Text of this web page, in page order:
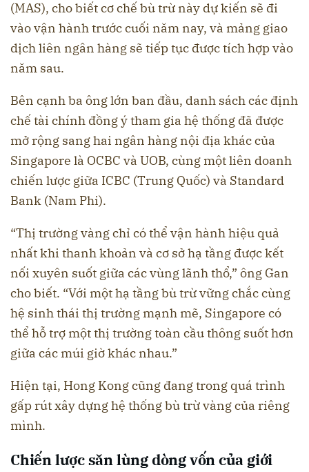
(MAS), cho biết cơ chế bù trừ này dự kiến sẽ đi
vào vận hành trước cuối năm nay, và mảng giao
dịch liên ngân hàng sẽ tiếp tục được tích hợp vào
năm sau.
Bên cạnh ba ông lớn ban đầu, danh sách các định
chế tài chính đồng ý tham gia hệ thống đã được
mở rộng sang hai ngân hàng nội địa khác của
Singapore là OCBC và UOB, cùng một liên doanh
chiến lược giữa ICBC (Trung Quốc) và Standard
Bank (Nam Phi).
“Thị trường vàng chỉ có thể vận hành hiệu quả
nhất khi thanh khoản và cơ sở hạ tầng được kết
nối xuyên suốt giữa các vùng lãnh thổ,” ông Gan
cho biết. “Với một hạ tầng bù trừ vững chắc cùng
hệ sinh thái thị trường mạnh mẽ, Singapore có
thể hỗ trợ một thị trường toàn cầu thông suốt hơn
giữa các múi giờ khác nhau.”
Hiện tại, Hong Kong cũng đang trong quá trình
gấp rút xây dựng hệ thống bù trừ vàng của riêng
mình.
Chiến lược săn lùng dòng vốn của giới